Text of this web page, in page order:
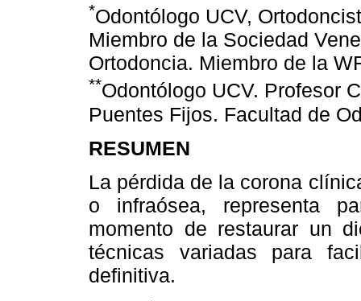
*Odontólogo UCV,
Miembro de la Sociedad
Ortodoncia. Miembro de la
**Odontólogo UCV. Profesor
Puentes Fijos. Facultad de
RESUMEN
La pérdida de la corona
o infraósea, representa
momento de restaurar un
técnicas variadas para
definitiva.